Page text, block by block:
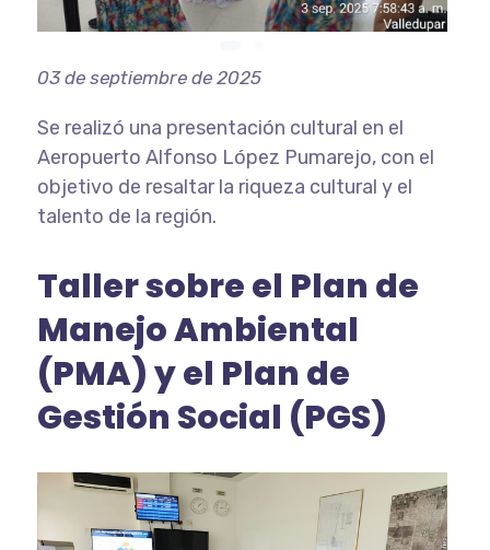
03 de septiembre de 2025
Se realizó una presentación cultural en el
Aeropuerto Alfonso López Pumarejo, con el
objetivo de resaltar la riqueza cultural y el
talento de la región.
Taller sobre el Plan de
Manejo Ambiental
(PMA) y el Plan de
Gestión Social (PGS)